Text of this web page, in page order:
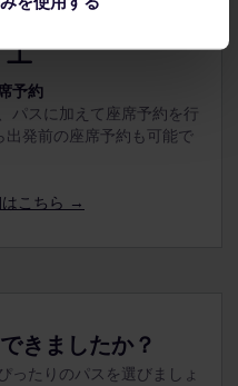
予約
パスに加えて座席予約を行
出発前の座席予約も可能で
こちら →
きましたか？
ったりのパスを選びましょ